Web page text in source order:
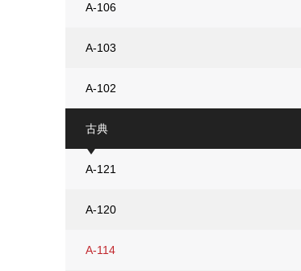
A-106
A-103
A-102
古典
A-121
A-120
A-114